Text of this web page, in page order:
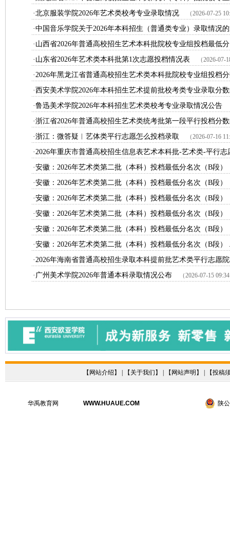
·北京服装学院2026年艺术类校考专业录取情况
（2026-07-25
·中国音乐学院关于2026年本科招生（普通类专业）录取情况
·山西省2026年普通高校招生艺术本科批院校专业组投档最低分
·山东省2026年艺术类本科批第1次志愿投档情况表
（2026-07-
·2026年黑龙江省普通高校招生艺术类本科批院校专业组投档
·西安美术学院2026年本科招生艺术提前批校考类专业录取分
·鲁迅美术学院2026年本科招生艺术类校考专业录取情况公告
·浙江省2026年普通高校招生艺术类统考批第一段平行投档分
·浙江：微答疑︱艺体类平行志愿怎么投档录取
（2026-07-16
·2026年重庆市普通高校招生信息表艺术本科批-艺术类-平行志
·安徽：2026年艺术类第二批（本科）投档最低分名次（B段）
·安徽：2026年艺术类第二批（本科）投档最低分名次（B段）
·安徽：2026年艺术类第二批（本科）投档最低分名次（B段）
·安徽：2026年艺术类第二批（本科）投档最低分名次（B段）
·安徽：2026年艺术类第二批（本科）投档最低分名次（B段）
·安徽：2026年艺术类第二批（本科）投档最低分名次（B段）
·2026年海南省普通高校招生录取本科提前批艺术类平行志愿
·广州美术学院2026年普通本科录取情况公布
（2026-07-15
【 网站介绍 】 | 【 关于我们 】 | 【 网站声明 】 | 【投稿
华禹教育网 WWW.HUAUE.COM 陕